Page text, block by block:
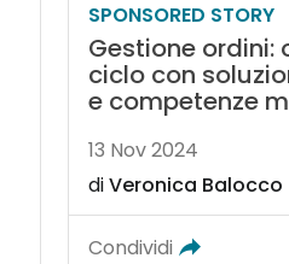
SPONSORED STORY
Gestione ordini:
ciclo con
e competenze
13 Nov 2024
diVeronica Balocco
Condividi